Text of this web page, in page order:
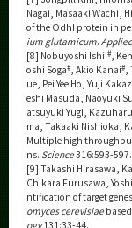
Nagai, Masaaki Wachi,
of the OdhI protein in
ium glutamicum.
[8] Nobuyoshi Ishii#,
oshi Soga#, Akio Kanai#,
ue, Pei Yee Ho, Yuji
eshi Masuda, Naoyuki
atsuyuki Yugi,
ma, Takaaki Nishioka,
Multiple high
ns. Science316:593-
[9] Takashi Hirasawa,
Chikara Furusawa,
ntification of target
omyces cerevisiaebased
ogy131:33-44.